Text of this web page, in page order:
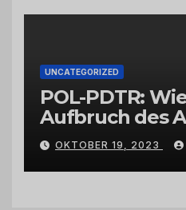
UNCATEGORIZED
POL-PDTR:
Aufbruch des
Hermeskeil am
OKTOBER 19, 2023